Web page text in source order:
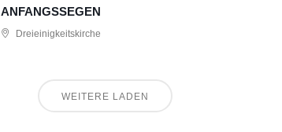
ANFANGSSEGEN
Dreieinigkeitskirche
WEITERE LADEN